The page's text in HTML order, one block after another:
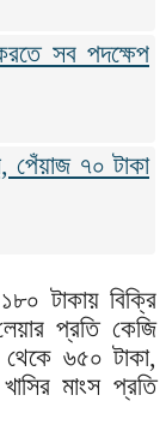
সব পদক্ষেপ
পেঁয়াজ ৭০ টাকা
টাকায় বিক্রি
প্রতি কেজি
৬৫০ টাকা,
মাংস প্রতি